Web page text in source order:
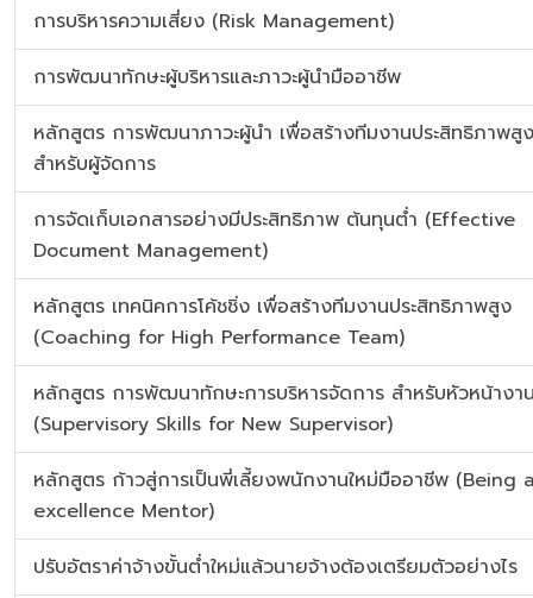
การบริหารความเสี่ยง (Risk Management)
การพัฒนาทักษะผู้บริหารและภาวะผู้นำมืออาชีพ
หลักสูตร การพัฒนาภาวะผู้นำ เพื่อสร้างทีมงานประสิทธิภาพสูง
สำหรับผู้จัดการ
การจัดเก็บเอกสารอย่างมีประสิทธิภาพ ต้นทุนต่ำ (Effective
Document Management)
หลักสูตร เทคนิคการโค้ชชิ่ง เพื่อสร้างทีมงานประสิทธิภาพสูง
(Coaching for High Performance Team)
หลักสูตร การพัฒนาทักษะการบริหารจัดการ สำหรับหัวหน้างา
(Supervisory Skills for New Supervisor)
หลักสูตร ก้าวสู่การเป็นพี่เลี้ยงพนักงานใหม่มืออาชีพ (Being
excellence Mentor)
ปรับอัตราค่าจ้างขั้นต่ำใหม่แล้วนายจ้างต้องเตรียมตัวอย่างไร